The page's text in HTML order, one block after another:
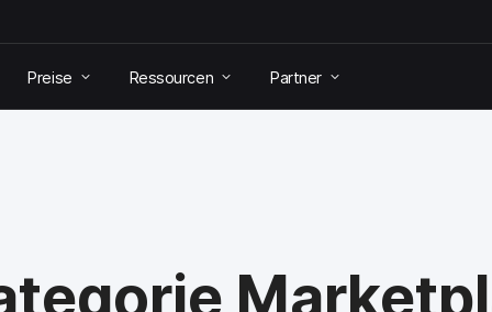
Preise Ressourcen Partner